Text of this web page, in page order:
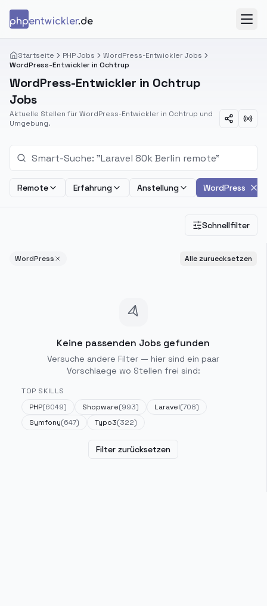
phpentwickler.de
Startseite PHP Jobs
WordPress-Entwickler Jobs
WordPress-Entwickler in Ochtrup
WordPress-Entwickler in Ochtrup
Jobs
Aktuelle Stellen für WordPress-Entwickler in Ochtrup und
Umgebung.
Remote Erfahrung Anstellung WordPress
Schnellfilter
WordPress Alle zuruecksetzen
Keine passenden Jobs gefunden
Versuche andere Filter — hier sind ein paar
Vorschlaege wo Stellen frei sind:
TOP SKILLS
PHP(6049) Shopware(993) Laravel(708)
Symfony(647) Typo3(322)
Filter zurücksetzen